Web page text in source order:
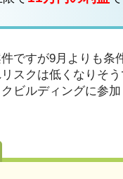
ですが9月よりも条
スクは低くなりそう
ビルディングに参